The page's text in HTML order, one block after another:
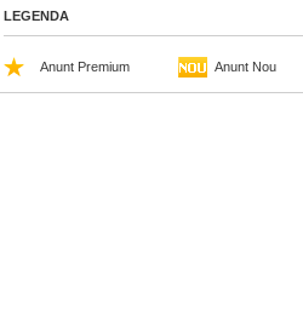
LEGENDA
Anunt Premium Anunt Nou